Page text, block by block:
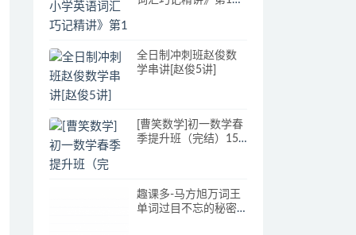
全日制冲刺班赵俊数
学串讲[赵俊5讲]
[曹笑数学]初一数学春
季提升班（完结）15
趣课多-马方旭万词王
单词过目不忘的秘密